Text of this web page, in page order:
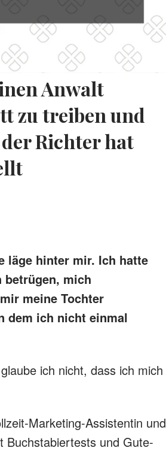
Anwalt
zu treiben und
Richter hat
läge hinter mir. Ich hatte
betrügen, mich
meine Tochter
dem ich nicht einmal
ich nicht, dass ich mich
Marketing-Assistentin und
Buchstabiertests und Gute-